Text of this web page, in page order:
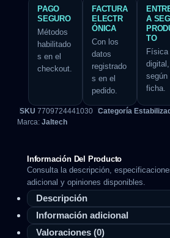
PAGO
SEGURO
Métodos
habilitado
s en el
checkout.
FACTURA
ELECTR
ÓNICA
Con los
datos
registrado
s en el
pedido.
A
TO
Física
digital,
según
ficha.
SKU 7709724441030 Categoría
Marca: Jaltech
Información Del Producto
Consulta la descripción,
adicional y opiniones disponibles.
Descripción
Información adicional
Valoraciones (0)